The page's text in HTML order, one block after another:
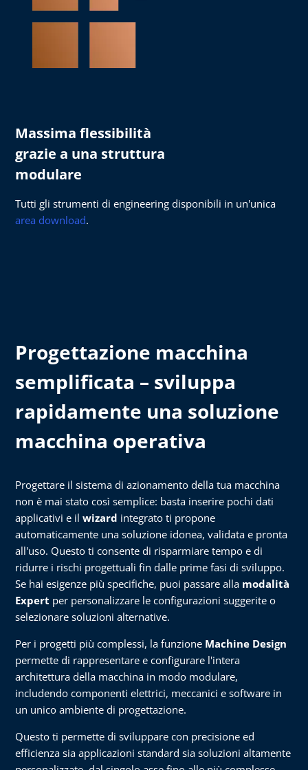
Massima flessibilità
grazie a una struttura
modulare
Tutti gli strumenti di engineering disponibili in un'unica
area download.
Progettazione macchina
semplificata – sviluppa
rapidamente una soluzione
macchina operativa
Progettare il sistema di azionamento della tua macchina
non è mai stato così semplice: basta inserire pochi dati
applicativi e il wizard integrato ti propone
automaticamente una soluzione idonea, validata e pronta
all'uso. Questo ti consente di risparmiare tempo e di
ridurre i rischi progettuali fin dalle prime fasi di sviluppo.
Se hai esigenze più specifiche, puoi passare alla modalità
Expert per personalizzare le configurazioni suggerite o
selezionare soluzioni alternative.
Per i progetti più complessi, la funzione Machine Design
permette di rappresentare e configurare l'intera
architettura della macchina in modo modulare,
includendo componenti elettrici, meccanici e software in
un unico ambiente di progettazione.
Questo ti permette di sviluppare con precisione ed
efficienza sia applicazioni standard sia soluzioni altamente